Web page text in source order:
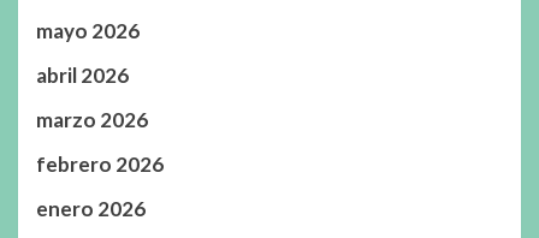
mayo 2026
abril 2026
marzo 2026
febrero 2026
enero 2026